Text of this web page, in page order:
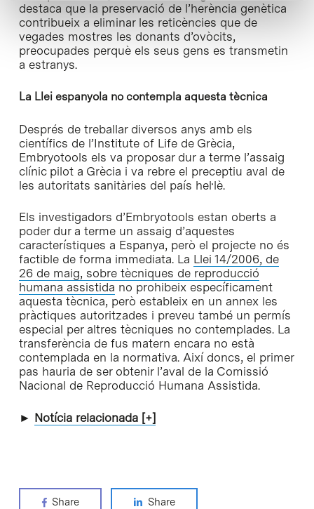
destaca que la preservació de l’herència genètica
contribueix a eliminar les reticències que de
vegades mostres les donants d’ovòcits,
preocupades perquè els seus gens es transmetin
a estranys.
La Llei espanyola no contempla aquesta tècnica
Després de treballar diversos anys amb els
científics de l’Institute of Life de Grècia,
Embryotools els va proposar dur a terme l’assaig
clínic pilot a Grècia i va rebre el preceptiu aval de
les autoritats sanitàries del país hel·lè.
Els investigadors d’Embryotools estan oberts a
poder dur a terme un assaig d’aquestes
característiques a Espanya, però el projecte no és
factible de forma immediata. La Llei 14/2006, de
26 de maig, sobre tècniques de reproducció
humana assistida no prohibeix específicament
aquesta tècnica, però estableix en un annex les
pràctiques autoritzades i preveu també un permís
especial per altres tècniques no contemplades. La
transferència de fus matern encara no està
contemplada en la normativa. Així doncs, el primer
pas hauria de ser obtenir l’aval de la Comissió
Nacional de Reproducció Humana Assistida.
► Notícia relacionada [+]
Share Share